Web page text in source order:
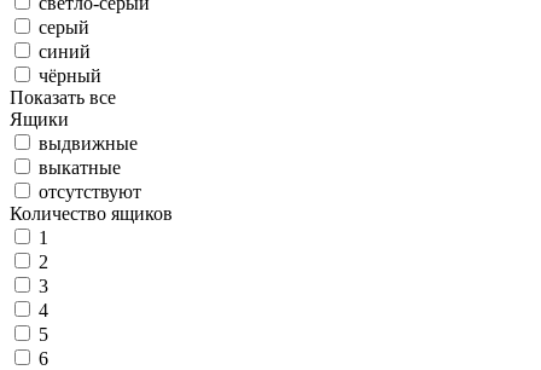
серый
синий
чёрный
Показать все
Ящики
выдвижные
выкатные
отсутствуют
Количество ящиков
1
2
3
4
5
6